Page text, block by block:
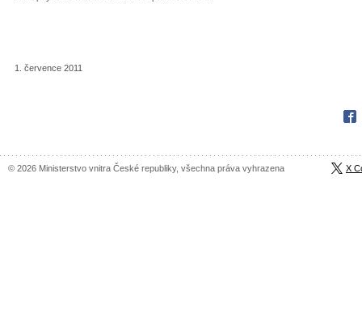
1. července 2011
© 2026 Ministerstvo vnitra České republiky, všechna práva vyhrazena X